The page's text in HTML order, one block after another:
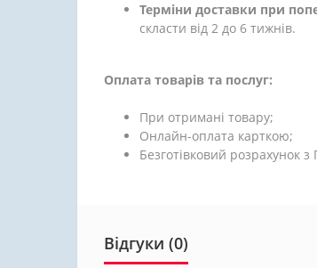
Терміни доставки при
скласти від 2 до 6 тижнів.
Оплата товарів та послуг:
При отримані товару;
Онлайн-оплата карткою;
Безготівковий розрахунок з
Відгуки (0)